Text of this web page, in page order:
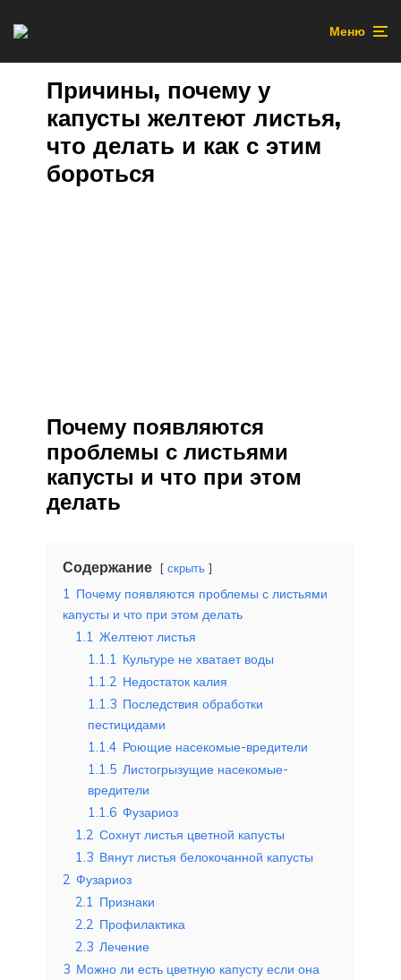
Меню
Причины, почему у
капусты желтеют листья,
что делать и как с этим
бороться
Почему появляются
проблемы с листьями
капусты и что при этом
делать
Содержание скрыть
1 Почему появляются проблемы с листьями
капусты и что при этом делать
1.1 Желтеют листья
1.1.1 Культуре не хватает воды
1.1.2 Недостаток калия
1.1.3 Последствия обработки
пестицидами
1.1.4 Роющие насекомые-вредители
1.1.5 Листогрызущие насекомые-
вредители
1.1.6 Фузариоз
1.2 Сохнут листья цветной капусты
1.3 Вянут листья белокочанной капусты
2 Фузариоз
2.1 Признаки
2.2 Профилактика
2.3 Лечение
3 Можно ли есть цветную капусту если она